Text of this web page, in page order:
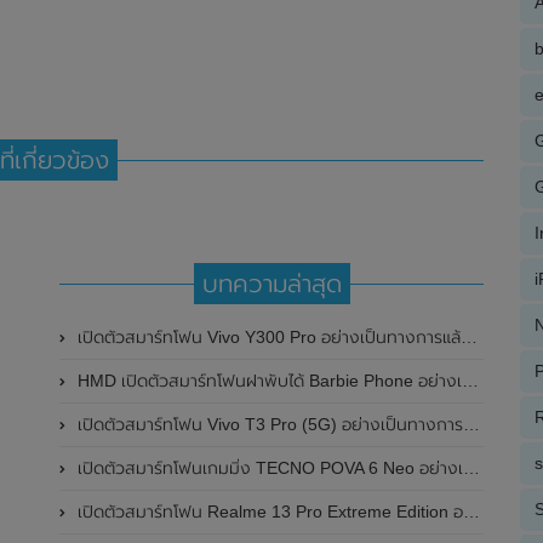
เกี่ยวข้อง
บทความล่าสุด
เปิดตัวสมาร์ทโฟน Vivo Y300 Pro อย่างเป็นทางการแล้วในประเทศจีน มาพร้อมดีไซน์พรีเมี่ยม ทนทาน และแบตเตอรี่สุดอึดขนาดใหญ่ 6,500mAh พร้อมรองรับการชาร์จไว 80W
HMD เปิดตัวสมาร์ทโฟนฝาพับได้ Barbie Phone อย่างเป็นทางการแล้ว มาพร้อมธีมสีชมพูสดใส
เปิดตัวสมาร์ทโฟน Vivo T3 Pro (5G) อย่างเป็นทางการแล้วในประเทศอินเดีย
เปิดตัวสมาร์ทโฟนเกมมิ่ง TECNO POVA 6 Neo อย่างเป็นทางการแล้วในประเทศไทย ในราคา 8,499 บาท
เปิดตัวสมาร์ทโฟน Realme 13 Pro Extreme Edition อย่างเป็นทางการแล้วในประเทศจีน